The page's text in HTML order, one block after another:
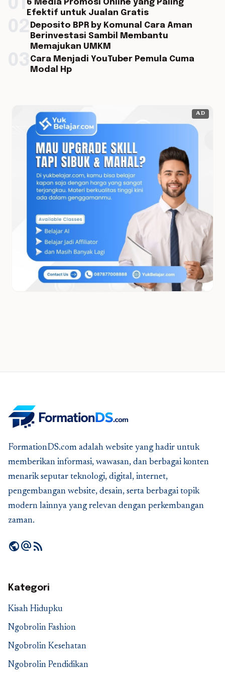
6 Media Promosi Online yang Paling
Efektif untuk Jualan Gratis
Deposito BPR by Komunal Cara Aman
Berinvestasi Sambil Membantu
Memajukan UMKM
Cara Menjadi YouTuber Pemula Cuma
Modal Hp
AD
FormationDS.com adalah website yang hadir untuk
memberikan informasi, wawasan, dan berbagai konten
menarik seputar teknologi, digital, internet,
pengembangan website, desain, serta berbagai topik
modern lainnya yang relevan dengan perkembangan
zaman.
publicalternate_emailrss_feed
Kategori
Kisah Hidupku
Ngobrolin Fashion
Ngobrolin Kesehatan
Ngobrolin Pendidikan